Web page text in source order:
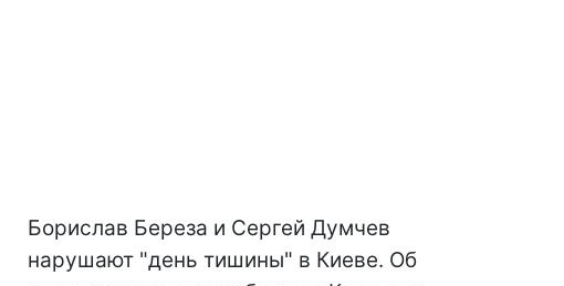
Борислав Береза и Сергей Думчев
нарушают "день тишины" в Киеве. Об